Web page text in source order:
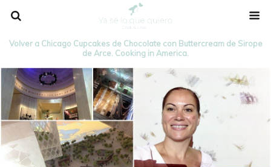
Volver a Chicago Cupcakes de Chocolate con Buttercream de Sirope
de Arce. Cooking in America.